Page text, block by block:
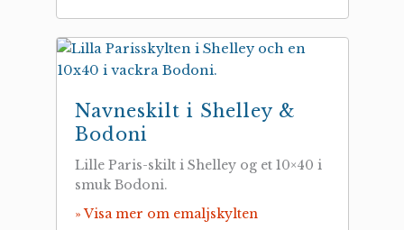
Navneskilt i Shelley &
Bodoni
Lille Paris-skilt i Shelley og et 10×40 i
smuk Bodoni.
» Visa mer om emaljskylten